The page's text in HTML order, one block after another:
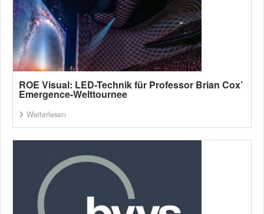
ROE Visual: LED-Technik für Professor Brian Cox’
Emergence-Welttournee
Weiterlesen